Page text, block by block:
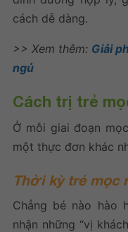
cách dễ dàng.
>> Xem thêm: Giải
ngủ
Cách trị trẻ
Ở mỗi giai đoạn
một thực đơn khác
Thời kỳ trẻ mọc
Chẳng bé nào hào
nhận những “vị